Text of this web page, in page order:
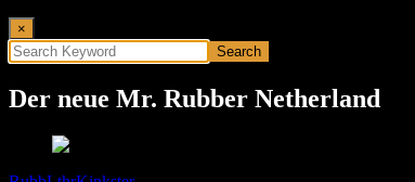
×
Der neue Mr. Rubber Netherland